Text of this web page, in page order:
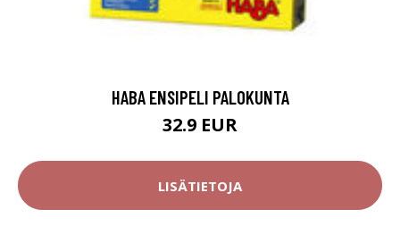
HABA ENSIPELI PALOKUNTA
32.9 EUR
LISÄTIETOJA